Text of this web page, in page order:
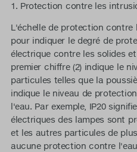
1. Protection contre les
L'échelle de protection
pour indiquer le degré de
électrique contre les solides
premier chiffre (2) indique le
particules telles que la
indique le niveau de
l'eau. Par exemple, IP20
électriques des lampes sont
et les autres particules de
aucune protection contre